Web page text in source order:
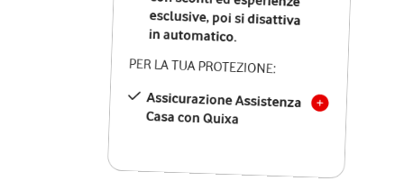
in automatico.
PER LA TUA PROTEZIONE:
Assicurazione Assistenza
Casa con Quixa